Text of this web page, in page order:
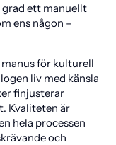
ett manuellt
ens någon –
för kulturell
liv med känsla
finjusterar
Kvaliteten är
hela processen
och